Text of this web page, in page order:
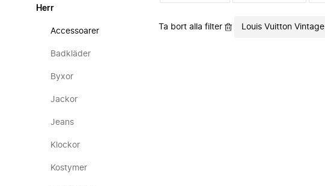
Herr
Accessoarer
Badkläder
Byxor
Jackor
Jeans
Klockor
Kostymer
Ta bort alla filter Louis Vuitton Vintage